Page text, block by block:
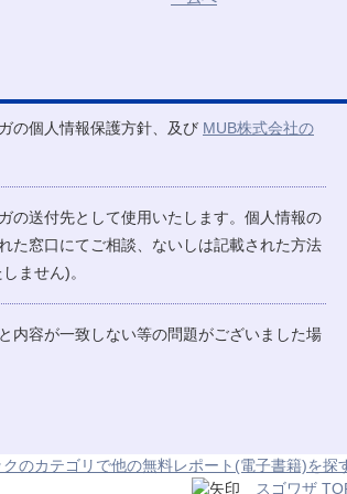
の個人情報保護方針、及び MUB株式会社の
の送付先として使用いたします。個人情報の
た窓口にてご相談、ないしは記載された方法
ません)。
内容が一致しない等の問題がございました場
のカテゴリで他の無料レポート(電子書籍)を探
スゴワザ